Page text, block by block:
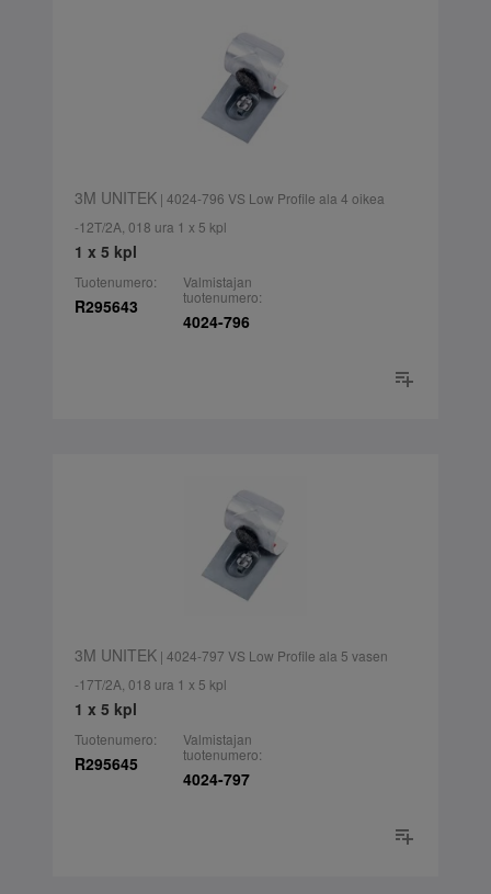
3M UNITEK| 4024-796 VS Low Profile ala 4 oikea
-12T/2A, 018 ura 1 x 5 kpl
1 x 5 kpl
Tuotenumero:
R295643
Valmistajan
tuotenumero:
4024-796
3M UNITEK| 4024-797 VS Low Profile ala 5 vasen
-17T/2A, 018 ura 1 x 5 kpl
1 x 5 kpl
Tuotenumero:
R295645
Valmistajan
tuotenumero:
4024-797